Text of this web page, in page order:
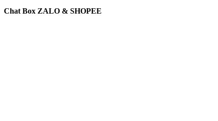
Chat Box ZALO & SHOPEE